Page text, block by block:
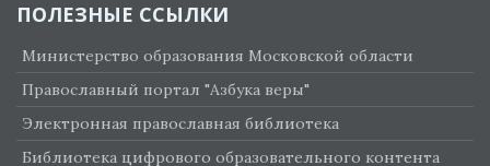
ПОЛЕЗНЫЕ ССЫЛКИ
Министерство образования Московской области
Православный портал "Азбука веры"
Электронная православная библиотека
Библиотека цифрового образовательного контента